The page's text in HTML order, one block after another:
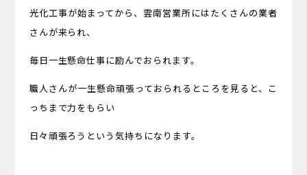
光化工事が始まってから、雲南営業所にはたくさんの業者
さんが来られ、
毎日一生懸命仕事に励んでおられます。
職人さんが一生懸命頑張っておられるところを見ると、こ
っちまで力をもらい
日々頑張ろうという気持ちになります。